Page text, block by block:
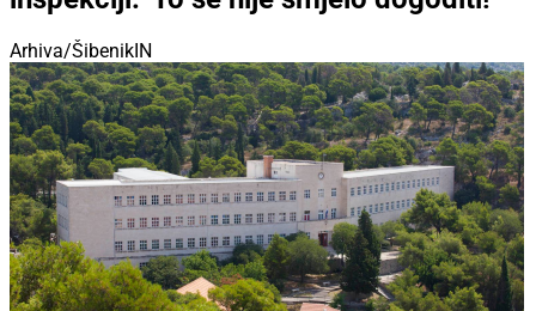
Arhiva/ŠibenikIN